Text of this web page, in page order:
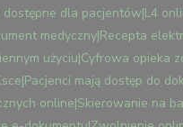
dostępne dla pacjentów|L4
medyczny|Recepta
użyciu|Cyfrowa opieka
mają dostęp do
online|Skierowanie na